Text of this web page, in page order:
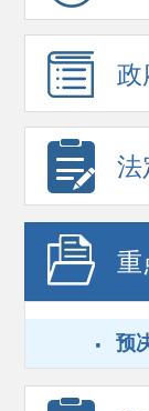
政
法
重
· 预